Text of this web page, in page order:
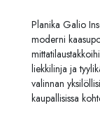
Planika Galio
moderni
liekkilinja ja
valinnan
kaupallisissa